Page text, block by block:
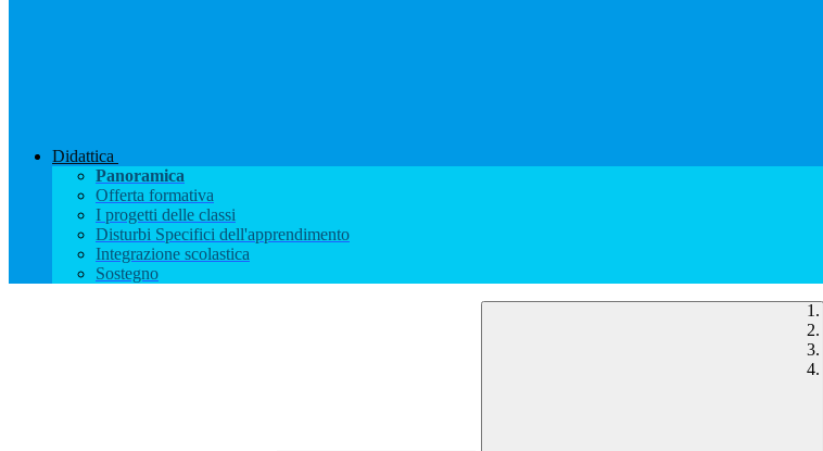
Didattica
Panoramica
Offerta formativa
I progetti delle classi
Disturbi Specifici dell'apprendimento
Integrazione scolastica
Sostegno